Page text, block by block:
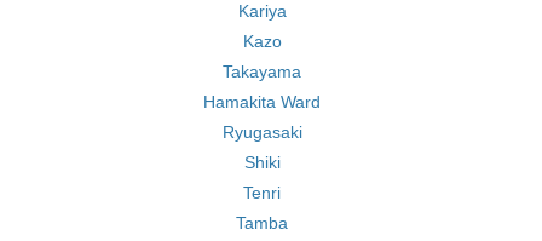
Kariya
Kazo
Takayama
Hamakita Ward
Ryugasaki
Shiki
Tenri
Tamba